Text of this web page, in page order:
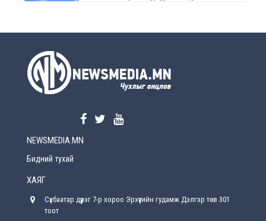
2026-08-5
2026-08-5
хүрсэн өгөөжөөрөө ажлаа үнэлж, хэрэгжилтээ
NEWSMEDIA.MN
Бидний тухай
ХАЯГ
Сүхбаатар дүүрэг 7-р хороо Эрхүүгийн гудамж Дэлгэр төв 301
тоот